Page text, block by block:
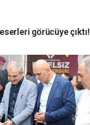
görücüye çıktı!